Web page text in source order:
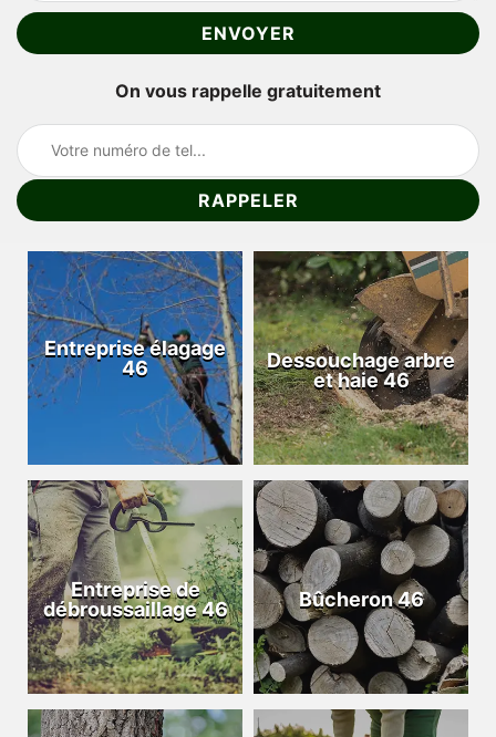
On vous rappelle gratuitement
Entreprise élagage
46
Dessouchage arbre
et haie 46
Entreprise de
débroussaillage 46
Bûcheron 46